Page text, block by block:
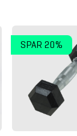
SPAR 20%